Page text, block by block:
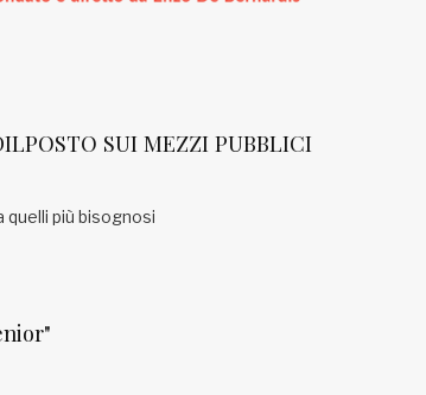
SUI MEZZI PUBBLICI
quelli più bisognosi